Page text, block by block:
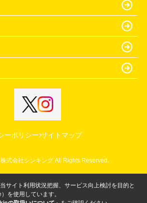
ーポリシー サイトマップ
式会社シンキング All Rights Reserved.
サイト利用状況把握、サービス向上検討を目的と
を使用しています。